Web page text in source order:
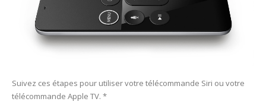
Suivez ces étapes pour utiliser votre télécommande Siri ou votre
télécommande Apple TV. *